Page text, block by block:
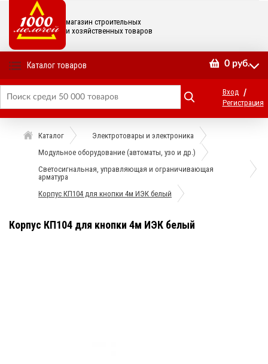
магазин строительных
и хозяйственных товаров
Каталог товаров 0 руб.
Вход /
Регистрация
Каталог
Электротовары и электроника
Модульное оборудование (автоматы, узо и др.)
Светосигнальная, управляющая и ограничивающая
арматура
Корпус КП104 для кнопки 4м ИЭК белый
Корпус КП104 для кнопки 4м ИЭК белый